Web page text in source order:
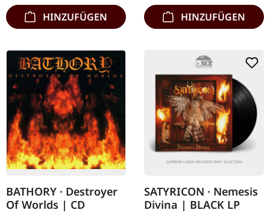
HINZUFÜGEN HINZUFÜGEN
BATHORY · Destroyer
Of Worlds | CD
SATYRICON · Nemesis
Divina | BLACK LP